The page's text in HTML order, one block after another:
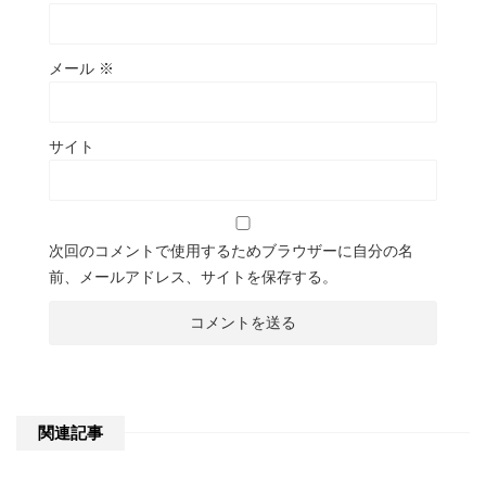
メール ※
サイト
次回のコメントで使用するためブラウザーに自分の名
前、メールアドレス、サイトを保存する。
関連記事